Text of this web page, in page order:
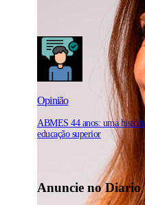
Opinião
ABMES 44 anos: uma
educação superior
Anuncie no Diario